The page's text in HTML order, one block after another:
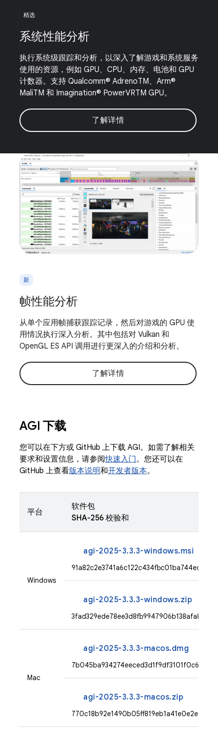
精选
系统性能分析
执行系统级跟踪和分析，以深入了解游戏和系统服务
使用的资源，例如 GPU、CPU、内存、电池和 GPU
计数器。支持 Qualcomm® AdrenoTM、Arm®
MaliTM 和 Imagination® PowerVRTM GPU。
了解详情
新
帧性能分析
从单个应用帧捕获跟踪记录，然后对游戏的 GPU 使
用情况执行深入分析。其中包括对 Vulkan 和
OpenGL ES API 调用进行更深入的介绍和分析。
了解详情
AGI 下载
您可以在下方或 GitHub 上下载 AGI。如需了解相关
要求和设置信息，请参阅快速入门。您还可以在
GitHub 上查看版本说明和开发者版本。
平台
软件包
SHA-256 校验和
Windows
agi-2025-3.3.3-windows.msi
agi-2025-3.3.3-windows.zip
Mac
agi-2025-3.3.3-macos.dmg
agi-2025-3.3.3-macos.zip